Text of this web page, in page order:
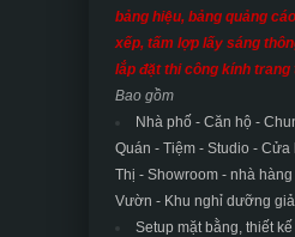
bảng hiệu, bảng quảng
xếp, tấm lợp lấy sáng
lắp đặt thi công kính trang
Bao gồm
Nhà phố - Căn hộ -
Quán - Tiệm - Studio - Cửa
Thị - Showroom - nhà
Vườn - Khu nghỉ dưỡng
Setup mặt bằng, thiết